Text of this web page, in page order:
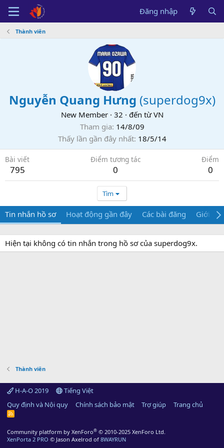
Đăng nhập
Thành viên
Nguyễn Quang Hưng (superdog9x)
New Member · 32 · đến từ VN
Tham gia 14/8/09
Thấy lần gần đây nhất 18/5/14
Bài viết
795
Điểm tương tác
0
Điểm
0
Tìm
Tin nhắn hồ sơ Hoạt động gần đây Các bài đăng Giới
Hiện tại không có tin nhắn trong hồ sơ của superdog9x.
Thành viên
H-A-O 2019
Tiếng Việt
Quy định và Nội quy
Chính sách bảo mật Trợ giúp Trang chủ
R
Community platform by XenForo® © 2010-2025 XenForo Ltd.
XenPorta 2 PRO © Jason Axelrod of 8WAYRUN